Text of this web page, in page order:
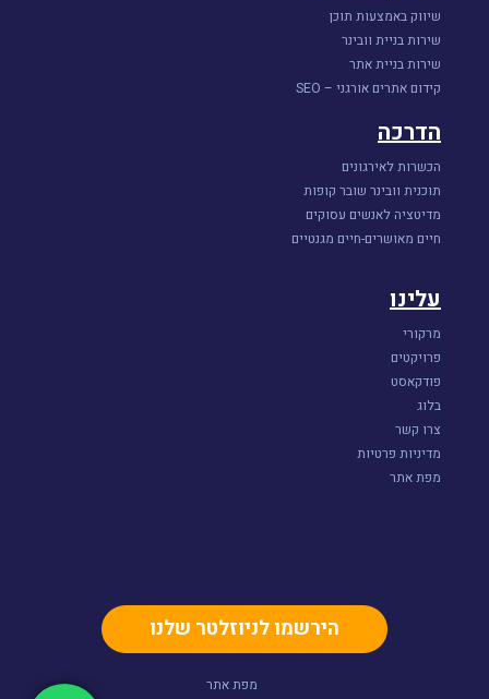
שיווק באמצעות תוכן
שירות בניית וובינר
שירות בניית אתר
קידום אתרים אורגני – SEO
הדרכה
הכשרות לאירגונים
תוכנית וובינר שובר קופות
מדיטציה לאנשים עסוקים
חיים מאושרים-חיים מגנטיים
עלינו
מרקורי
פרויקטים
פודקאסט
בלוג
צרו קשר
מדיניות פרטיות
מפת אתר
הירשמו לניוזלטר שלנו
מפת אתר